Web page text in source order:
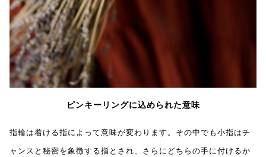
ピンキーリングに込められた意味
指輪は着ける指によって意味が変わります。その中でも小指はチ
ャンスと秘密を象徴する指とされ、さらにどちらの手に付けるか